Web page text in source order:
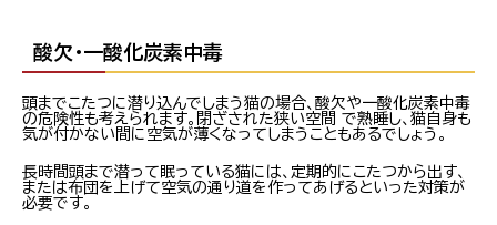
酸欠・一酸化炭素中毒
頭までこたつに潜り込んでしまう猫の場合、酸欠や一酸化炭素中毒
の危険性も考えられます。閉ざされた狭い空間 で熟睡し、猫自身も
気が付かない間に空気が薄くなってしまうこともあるでしょう。
長時間頭まで潜って眠っている猫には、定期的にこたつから出す、
または布団を上げて空気の通り道を作ってあげるといった対策が
必要です。